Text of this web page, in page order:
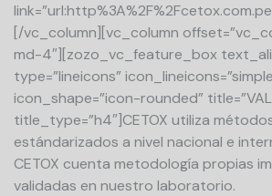
[/vc_column][vc_column
md-4″][zozo_vc_feature_box
type=”lineicons”
icon_shape=”icon-rounded”
title_type=”h4″]CETOX utiliza
estándarizados a nivel nacional e
CETOX cuenta metodología propias
validadas en nuestro laboratorio.